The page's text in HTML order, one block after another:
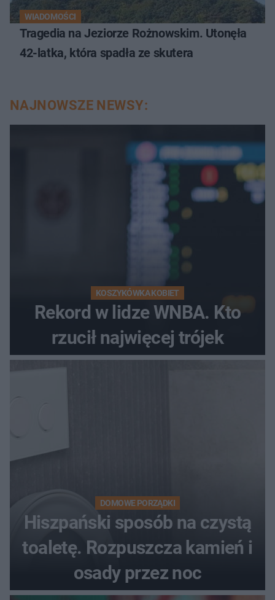
WIADOMOŚCI
Tragedia na Jeziorze Rożnowskim. Utonęła
42-latka, która spadła ze skutera
NAJNOWSZE NEWSY:
KOSZYKÓWKA KOBIET
Rekord w lidze WNBA. Kto
rzucił najwięcej trójek
DOMOWE PORZĄDKI
Hiszpański sposób na czystą
toaletę. Rozpuszcza kamień i
osady przez noc